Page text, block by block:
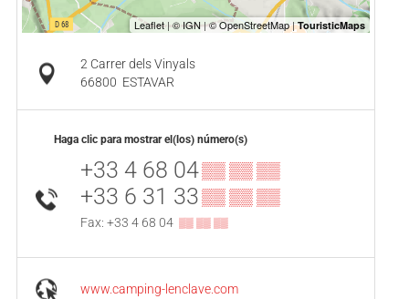
2 Carrer dels Vinyals
66800 ESTAVAR
Haga clic para mostrar el(los) número(s)
+33 4 68 04▒▒ ▒▒ ▒▒
+33 6 31 33▒▒ ▒▒ ▒▒
Fax: +33 4 68 04 ▒▒ ▒▒ ▒▒
www.camping-lenclave.com